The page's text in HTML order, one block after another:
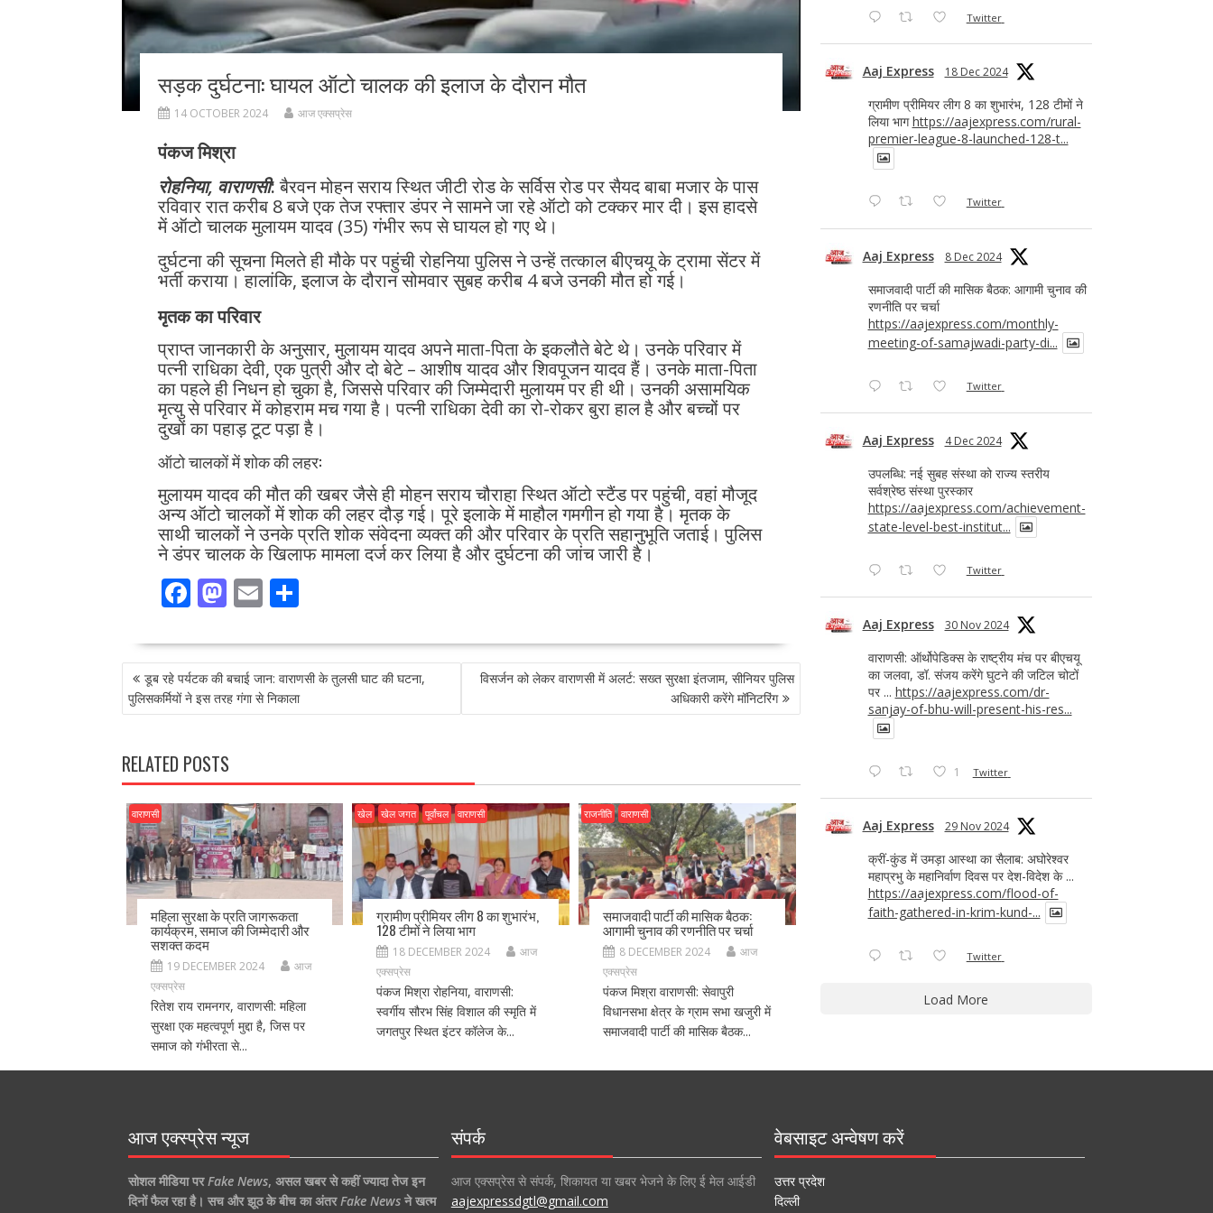
सड़क दुर्घटना: घायल ऑटो चालक की इलाज के दौरान मौत
14 OCTOBER 2024 आज एक्सप्रेस
पंकज मिश्रा
रोहनिया, वाराणसी:बैरवन मोहन सराय स्थित जीटी रोड के सर्विस रोड पर सैयद बाबा मजार के पास
रविवार रात करीब 8 बजे एक तेज रफ्तार डंपर ने सामने जा रहे ऑटो को टक्कर मार दी। इस हादसे
में ऑटो चालक मुलायम यादव (35) गंभीर रूप से घायल हो गए थे।
दुर्घटना की सूचना मिलते ही मौके पर पहुंची रोहनिया पुलिस ने उन्हें तत्काल बीएचयू के ट्रामा सेंटर में
भर्ती कराया। हालांकि, इलाज के दौरान सोमवार सुबह करीब 4 बजे उनकी मौत हो गई।
मृतक का परिवार
प्राप्त जानकारी के अनुसार, मुलायम यादव अपने माता-पिता के इकलौते बेटे थे। उनके परिवार में
पत्नी राधिका देवी, एक पुत्री और दो बेटे – आशीष यादव और शिवपूजन यादव हैं। उनके माता-पिता
का पहले ही निधन हो चुका है, जिससे परिवार की जिम्मेदारी मुलायम पर ही थी। उनकी असामयिक
मृत्यु से परिवार में कोहराम मच गया है। पत्नी राधिका देवी का रो-रोकर बुरा हाल है और बच्चों पर
दुखों का पहाड़ टूट पड़ा है।
ऑटो चालकों में शोक की लहर:
मुलायम यादव की मौत की खबर जैसे ही मोहन सराय चौराहा स्थित ऑटो स्टैंड पर पहुंची, वहां मौजूद
अन्य ऑटो चालकों में शोक की लहर दौड़ गई। पूरे इलाके में माहौल गमगीन हो गया है। मृतक के
साथी चालकों ने उनके प्रति शोक संवेदना व्यक्त की और परिवार के प्रति सहानुभूति जताई। पुलिस
ने डंपर चालक के खिलाफ मामला दर्ज कर लिया है और दुर्घटना की जांच जारी है।
F
e
b
o
k
M
to
d
o
E
ai
l
S
ar
e
POST
NAVIGATION
डूब रहे पर्यटक की बचाई जान: वाराणसी के तुलसी घाट की घटना,
पुलिसकर्मियों ने इस तरह गंगा से निकाला
विसर्जन को लेकर वाराणसी में अलर्ट: सख्त सुरक्षा इंतजाम, सीनियर पुलिस
अधिकारी करेंगे मॉनिटरिंग
RELATED POSTS
वाराणसी
महिला सुरक्षा के प्रति जागरूकता
कार्यक्रम, समाज की जिम्मेदारी और
सशक्त कदम
19 DECEMBER 2024
आज
एक्सप्रेस
रितेश राय रामनगर, वाराणसी: महिला
सुरक्षा एक महत्वपूर्ण मुद्दा है, जिस पर
समाज को गंभीरता से...
खेल खेल जगत पूर्वांचल वाराणसी
ग्रामीण प्रीमियर लीग 8 का शुभारंभ,
128 टीमों ने लिया भाग
18 DECEMBER 2024
आज
एक्सप्रेस
पंकज मिश्रा रोहनिया, वाराणसी:
स्वर्गीय सौरभ सिंह विशाल की स्मृति में
जगतपुर स्थित इंटर कॉलेज के...
राजनीति वाराणसी
समाजवादी पार्टी की मासिक बैठक:
आगामी चुनाव की रणनीति पर चर्चा
8 DECEMBER 2024
आज
एक्सप्रेस
पंकज मिश्रा वाराणसी: सेवापुरी
विधानसभा क्षेत्र के ग्राम सभा खजुरी में
समाजवादी पार्टी की मासिक बैठक...
Twitter
Aaj Express 18 Dec 2024
ग्रामीण प्रीमियर लीग 8 का शुभारंभ, 128 टीमों ने
लिया भागhttps://aajexpress.com/rural-
premier-league-8-launched-128-t...
Twitter
Aaj Express 8 Dec 2024
समाजवादी पार्टी की मासिक बैठक: आगामी चुनाव की
रणनीति पर चर्चा
https://aajexpress.com/monthly-
meeting-of-samajwadi-party-di...
Twitter
Aaj Express 4 Dec 2024
उपलब्धि: नई सुबह संस्था को राज्य स्तरीय
सर्वश्रेष्ठ संस्था पुरस्कार
https://aajexpress.com/achievement-
state-level-best-institut...
Twitter
Aaj Express 30 Nov 2024
वाराणसी: ऑर्थोपेडिक्स के राष्ट्रीय मंच पर बीएचयू
का जलवा, डॉ. संजय करेंगे घुटने की जटिल चोटों
पर ... https://aajexpress.com/dr-
sanjay-of-bhu-will-present-his-res...
1 Twitter
Aaj Express 29 Nov 2024
क्रीं-कुंड में उमड़ा आस्था का सैलाब: अघोरेश्वर
महाप्रभु के महानिर्वाण दिवस पर देश-विदेश के ...
https://aajexpress.com/flood-of-
faith-gathered-in-krim-kund-...
Twitter
Load More
आज एक्स्प्रेस न्यूज
सोशल मीडिया परFake News, असल खबर से कहीं ज्यादा तेज इन
दिनों फैल रहा है। सच और झूठ के बीच का अंतरFake Newsने खत्म
संपर्क
आज एक्सप्रेस से संपर्क, शिकायत या खबर भेजने के लिए ई मेल आईडी
aajexpressdgtl@gmail.com
वेबसाइट अन्वेषण करें
उत्तर प्रदेश
दिल्ली